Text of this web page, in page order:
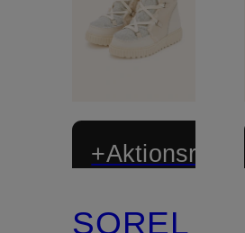
+Aktionsrabatt
SOREL